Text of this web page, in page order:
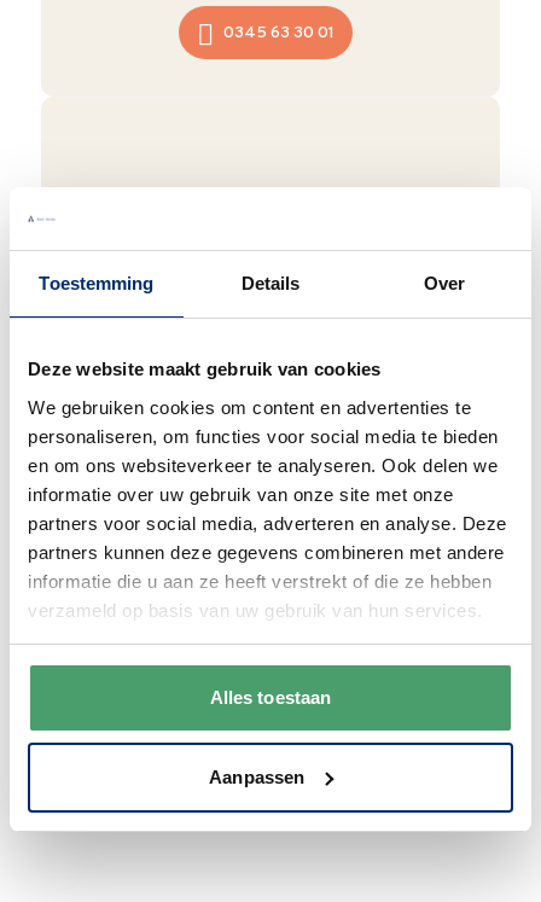
Toestemming Details Over
Deze website maakt gebruik van cookies
We gebruiken cookies om content en advertenties te
personaliseren, om functies voor social media te bieden
en om ons websiteverkeer te analyseren. Ook delen we
informatie over uw gebruik van onze site met onze
partners voor social media, adverteren en analyse. Deze
partners kunnen deze gegevens combineren met andere
informatie die u aan ze heeft verstrekt of die ze hebben
verzameld op basis van uw gebruik van hun services.
Alles toestaan
Aanpassen
0345 63 30 01
en duurzaam met hergebruikt karton en
papier.
Goede waardering
We krijgen een goede waardering van Onze
klanten. 9+ gemiddeld.